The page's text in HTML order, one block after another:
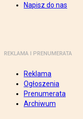
Napisz do nas
REKLAMA I PRENUMERATA
Reklama
Ogłoszenia
Prenumerata
Archiwum